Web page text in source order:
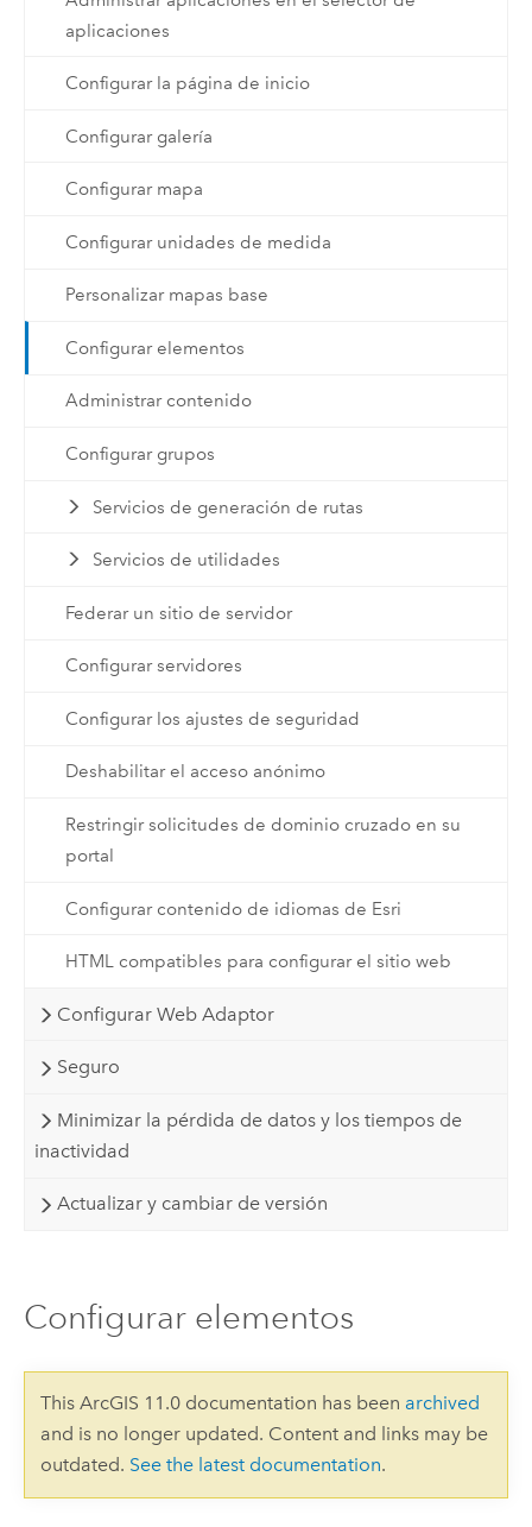
aplicaciones
Configurar la página de inicio
Configurar galería
Configurar mapa
Configurar unidades de medida
Personalizar mapas base
Configurar elementos
Administrar contenido
Configurar grupos
Servicios de generación de rutas
Servicios de utilidades
Federar un sitio de servidor
Configurar servidores
Configurar los ajustes de seguridad
Deshabilitar el acceso anónimo
Restringir solicitudes de dominio cruzado en su
portal
Configurar contenido de idiomas de Esri
HTML compatibles para configurar el sitio web
Configurar Web Adaptor
Seguro
Minimizar la pérdida de datos y los tiempos de
inactividad
Actualizar y cambiar de versión
Configurar elementos
This ArcGIS 11.0 documentation has been archived
and is no longer updated. Content and links may be
outdated. See the latest documentation.